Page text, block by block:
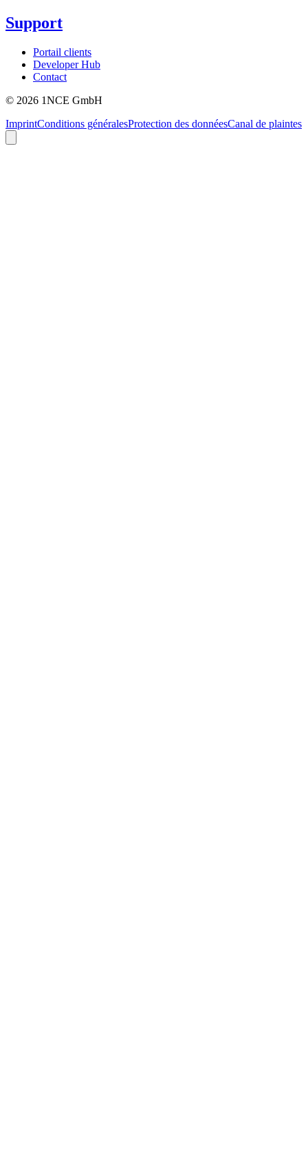
Support
Portail clients
Developer Hub
Contact
© 2026 1NCE GmbH
ImprintConditions généralesProtection des donnéesCanal de plaintes